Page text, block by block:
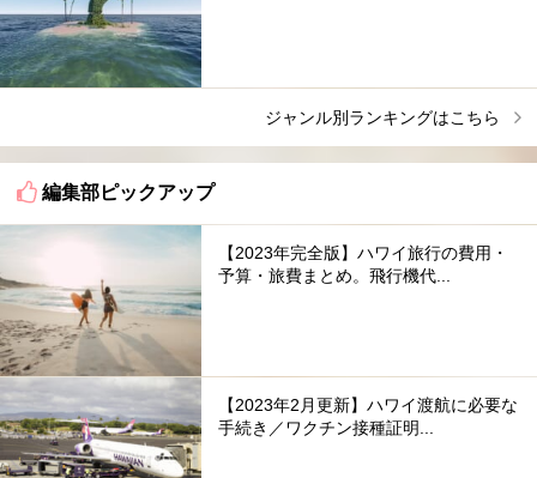
ジャンル別ランキングはこちら
編集部ピックアップ
【2023年完全版】ハワイ旅行の費用・
予算・旅費まとめ。飛行機代...
【2023年2月更新】ハワイ渡航に必要な
手続き／ワクチン接種証明...